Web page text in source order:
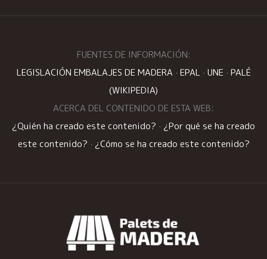
FUENTES DE INFORMACIÓN:
LEGISLACIÓN EMBALAJES DE MADERA · EPAL· UNE · PALÉ
(WIKIPEDIA)
ACERCA DEL CONTENIDO DE ESTA WEB:
¿Quién ha creado este contenido? · ¿Por qué se ha creado
este contenido? · ¿Cómo se ha creado este contenido?